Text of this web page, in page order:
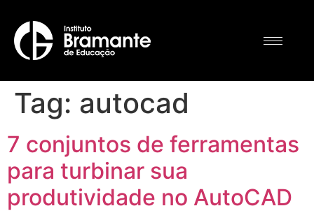
Tag: autocad
7 conjuntos de ferramentas
para turbinar sua
produtividade no AutoCAD